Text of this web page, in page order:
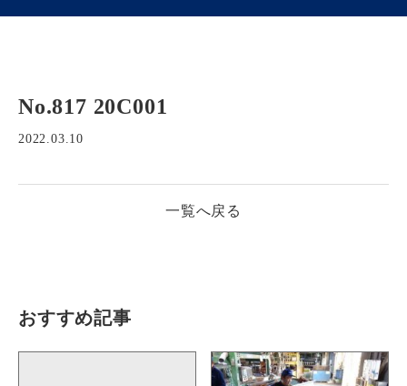
企業情報
会社概要
採用情報
先輩社員の声
No.817 20C001
2022.03.10
一覧へ戻る
おすすめ記事